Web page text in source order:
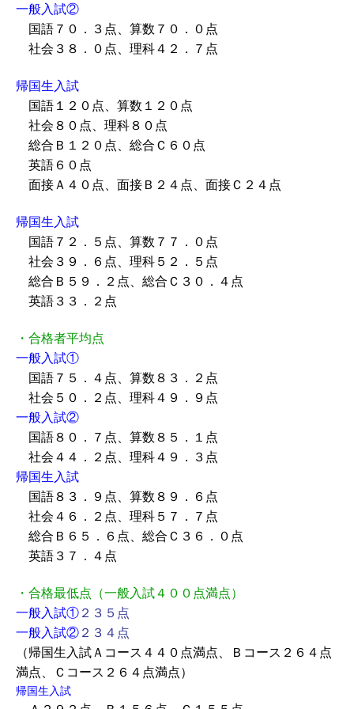
一般入試②
国語７０．３点、算数７０．０点
社会３８．０点、理科４２．７点
帰国生入試
国語１２０点、算数１２０点
社会８０点、理科８０点
総合Ｂ１２０点、総合Ｃ６０点
英語６０点
面接Ａ４０点、面接Ｂ２４点、面接Ｃ２４点
帰国生入試
国語７２．５点、算数７７．０点
社会３９．６点、理科５２．５点
総合Ｂ５９．２点、総合Ｃ３０．４点
英語３３．２点
・合格者平均点
一般入試①
国語７５．４点、算数８３．２点
社会５０．２点、理科４９．９点
一般入試②
国語８０．７点、算数８５．１点
社会４４．２点、理科４９．３点
帰国生入試
国語８３．９点、算数８９．６点
社会４６．２点、理科５７．７点
総合Ｂ６５．６点、総合Ｃ３６．０点
英語３７．４点
・合格最低点（一般入試４００点満点）
一般入試① ２３５点
一般入試② ２３４点
（帰国生入試Ａコース４４０点満点、Ｂコース２６４点
満点、Ｃコース２６４点満点）
帰国生入試